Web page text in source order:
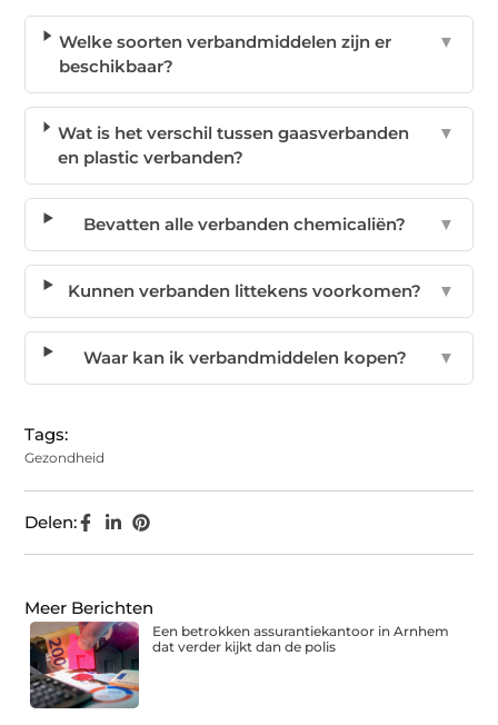
Welke soorten verbandmiddelen zijn er
beschikbaar?
▼
Wat is het verschil tussen gaasverbanden
en plastic verbanden?
▼
Bevatten alle verbanden chemicaliën? ▼
Kunnen verbanden littekens voorkomen? ▼
Waar kan ik verbandmiddelen kopen? ▼
Tags:
Gezondheid
Delen:
Meer Berichten
Een betrokken assurantiekantoor in Arnhem
dat verder kijkt dan de polis